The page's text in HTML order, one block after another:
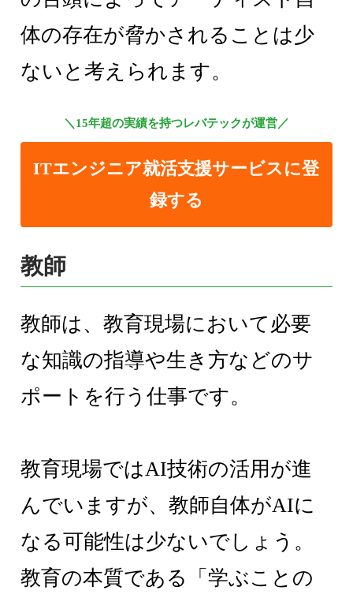
体の存在が脅かされることは少
ないと考えられます。
＼15年超の実績を持つレバテックが運営／
ITエンジニア就活支援サービスに登
録する
教師
教師は、教育現場において必要
な知識の指導や生き方などのサ
ポートを行う仕事です。
教育現場ではAI技術の活用が進
んでいますが、教師自体がAIに
なる可能性は少ないでしょう。
教育の本質である「学ぶことの